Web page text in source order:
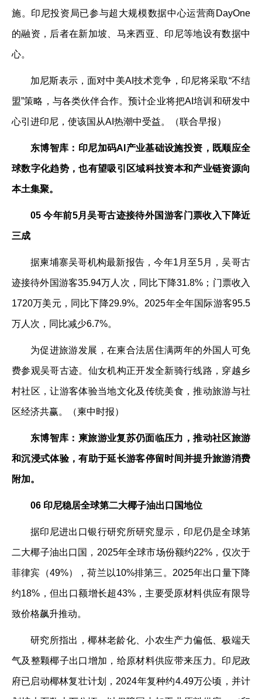
施。印尼投资局已参与超大规模数据中心运营商DayOne
的融资，后者在新加坡、马来西亚、印尼等地设有数据中
心。
加尼斯表示，面对中美AI技术竞争，印尼将采取“不结
盟”策略，与各类伙伴合作。预计企业将把AI培训和研发中
心引进印尼，使该国从AI热潮中受益。（联合早报）
东博智库：印尼加码AI产业基础设施投资，既顺应全
球数字化趋势，也有望吸引区域科技资本和产业链资源向
本土集聚。
05 今年前5月吴哥古迹接待外国游客门票收入下降近
三成
据柬埔寨吴哥机构最新报告，今年1月至5月，吴哥古
迹接待外国游客35.94万人次，同比下降31.8%；门票收入
1720万美元，同比下降29.9%。2025年全年国际游客95.5
万人次，同比减少6.7%。
为促进旅游发展，在柬合法居住满两年的外国人可免
费参观吴哥古迹。仙女机构正开发全新骑行线路，穿越乡
村社区，让游客体验当地文化及传统美食，推动旅游与社
区经济共赢。（柬中时报）
东博智库：柬旅游业复苏仍面临压力，推动社区旅游
和沉浸式体验，有助于延长游客停留时间并提升旅游消费
附加。
06 印尼稳居全球第二大椰子油出口国地位
据印尼进出口银行研究所研究显示，印尼仍是全球第
二大椰子油出口国，2025年全球市场份额约22%，仅次于
菲律宾（49%），荷兰以10%排第三。2025年出口量下降
约18%，但出口额增长超43%，主要受原材料供应有限导
致价格飙升推动。
研究所指出，椰林老龄化、小农生产力偏低、极端天
气及整颗椰子出口增加，给原材料供应带来压力。印尼政
府已启动椰林复壮计划，2024年复种约4.49万公顷，并计